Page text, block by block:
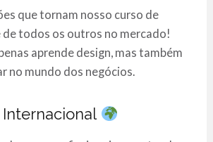
que tornam nosso curso de
todos os outros no mercado!
aprende design, mas também
no mundo dos negócios.